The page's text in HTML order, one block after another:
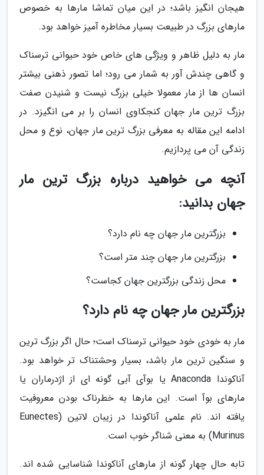
هیجان انگیز باشد؛ در این میان تماشا مارها به خصوص
مارهای بزرگ در طبیعت بسیار مخاطره آمیز خواهد بود.
مار به دلیل ظاهر و ویژگی های خاص خود حیوانی ترسناک
و گاهی چندش آور به شمار می رود؛ اما تصور ذهنی بیشتر
انسان ها از مار معمولا خیلی بزرگ نیست و شنیدن صفت
بزرگ ترین مار جهان کنجکاوی انسان را بر می انگیزد. در
ادامه این مقاله به معرفی بزرگ ترین مار جهان، نوع و محل
زندگی آن می پردازیم.
آنچه می خواهید درباره بزرگ ترین مار
جهان بدانید:
بزرگترین مار جهان چه نام دارد؟
بزرگترین مار جهان چند متر است؟
محل زندگی بزرگترین جهان کجاست؟
بزرگترین مار جهان چه نام دارد؟
مار به خودی خود حیوانی ترسناک است؛ حال اگر بزرگ ترین
و سنگین ترین مار باشد، بسیار وحشتناک تر خواهد بود.
آناکوندا Anaconda یا بوآی آبی گونه ای از اژدرماران یا
مارهای بوآ است. این مارها به خطرناک بودن معروفیت
یافته اند. نام علمی آناکوندا در زیبان لاتین (Eunectes
Murinus) به معنی شناگر خوب است.
تابه حال چهار گونه از مارهای آناکوندا شناسایی شده اند.